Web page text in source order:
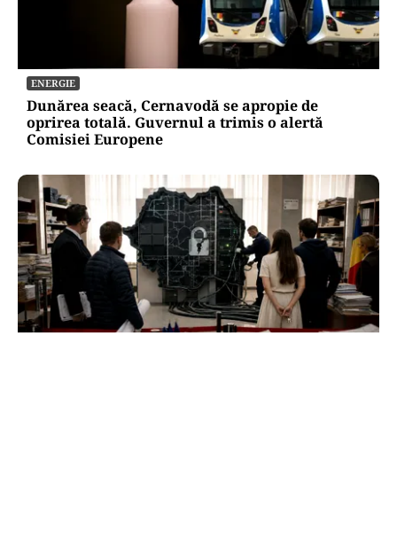
ENERGIE
Dunărea seacă, Cernavodă se apropie de
oprirea totală. Guvernul a trimis o alertă
Comisiei Europene